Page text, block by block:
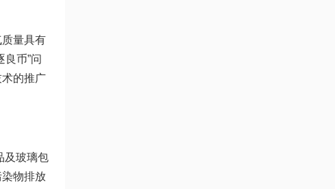
量具有
币”问
的推广
及玻璃包
物排放